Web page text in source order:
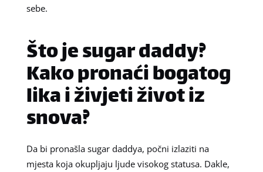
sebe.
Što je sugar daddy?
Kako pronaći bogatog
lika i živjeti život iz
snova?
Da bi pronašla sugar daddya, počni izlaziti na
mjesta koja okupljaju ljude visokog statusa. Dakle,